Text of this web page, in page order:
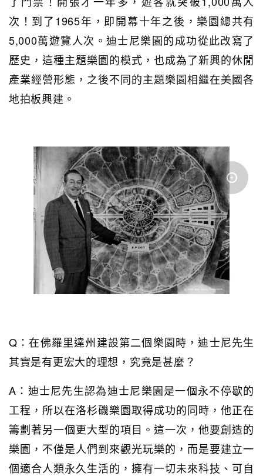
次！到了1965年，即開幕十年之後，樂園總共有
5,000萬遊覽人次。迪士尼樂園的成功從此改寫了
歷史，這種主題樂園的模式，也成為了新興的休閒
產業經營形態，之後不同的主題樂園相繼在美國各
地拍板興建。
Q：在佛羅里達州建設第二個樂園時，迪士尼先生
其實是有更宏大的理想，究竟是甚麼？
A：迪士尼先生認為迪士尼樂園是一個永不停歇的
工程，所以在洛杉磯樂園取得成功的同時，他正在
籌劃著另一個更大型的項目。這一次，他要創造的
樂園，不僅是人們到來觀光玩樂的，而是要建立一
個適合人類永久生活的，擁有一切未來科技、可自